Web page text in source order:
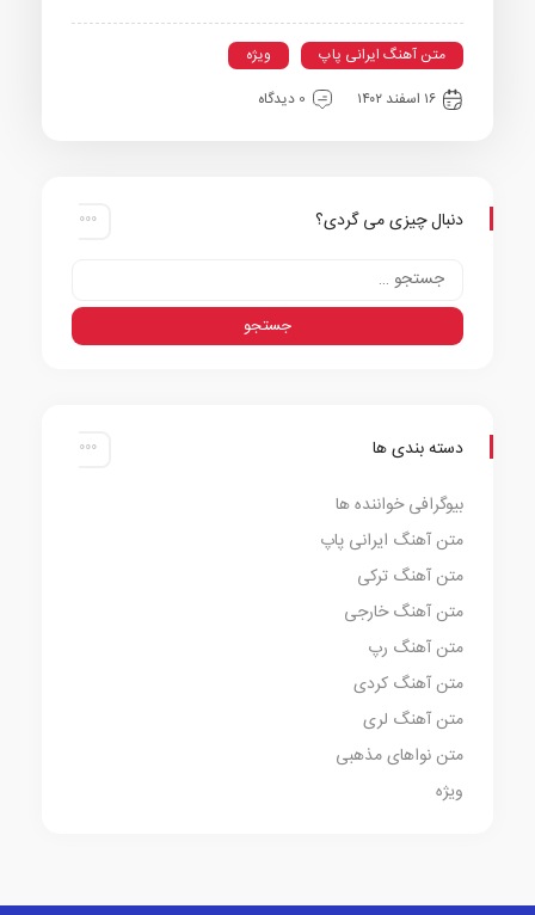
متن آهنگ ایرانی پاپ
ویژه
۱۶ اسفند ۱۴۰۲
0 دیدگاه
دنبال چیزی می گردی؟
دسته بندی ها
بیوگرافی خواننده ها
متن آهنگ ایرانی پاپ
متن آهنگ ترکی
متن آهنگ خارجی
متن آهنگ رپ
متن آهنگ کردی
متن آهنگ لری
متن نواهای مذهبی
ویژه